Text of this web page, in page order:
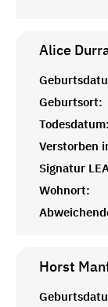
Alice
Geburtsort:
Todesdatum:
Verstorben
Signatur
Wohnort:
Horst